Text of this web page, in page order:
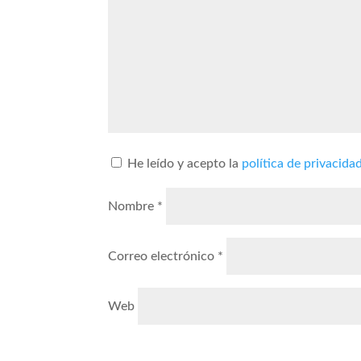
He leído y acepto la política de
Nombre *
Correo electrónico *
Web